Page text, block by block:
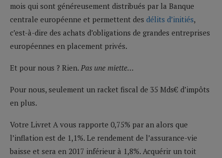
mois qui sont généreusement distribués par la Banque
centrale européenne et permettent des délits d’initiés,
c’est-à-dire des achats d’obligations de grandes entreprises
européennes en placement privés.
Et pour nous ? Rien. Pas une miette…
Pour nous, seulement un racket fiscal de 35 Mds€ d’impôts
en plus.
Votre Livret A vous rapporte 0,75% par an alors que
l’inflation est de 1,1%. Le rendement de l’assurance-vie
baisse et sera en 2017 inférieur à 1,8%. Acquérir un toit